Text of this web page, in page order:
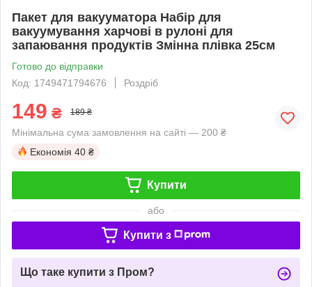
Пакет для вакууматора Набір для
вакуумування харчові в рулоні для
запаювання продуктів Змінна плівка 25см
Готово до відправки
Код: 1749471794676
Роздріб
149 ₴ 189 ₴
Мінімальна сума замовлення на сайті — 200 ₴
Економія 40 ₴
Купити
або
Купити з
Що таке купити з Пром?